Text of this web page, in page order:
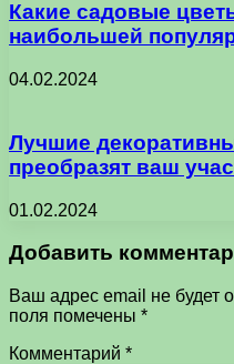
Какие садовые
наибольшей
04.02.2024
Лучшие
преобразят ваш
01.02.2024
Добавить
Ваш адрес email не будет
поля помечены *
Комментарий *